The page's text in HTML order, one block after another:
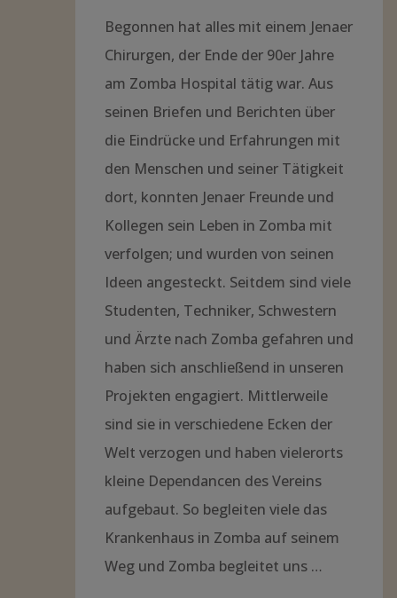
Begonnen hat alles mit einem Jenaer
Chirurgen, der Ende der 90er Jahre
am Zomba Hospital tätig war. Aus
seinen Briefen und Berichten über
die Eindrücke und Erfahrungen mit
den Menschen und seiner Tätigkeit
dort, konnten Jenaer Freunde und
Kollegen sein Leben in Zomba mit
verfolgen; und wurden von seinen
Ideen angesteckt. Seitdem sind viele
Studenten, Techniker, Schwestern
und Ärzte nach Zomba gefahren und
haben sich anschließend in unseren
Projekten engagiert. Mittlerweile
sind sie in verschiedene Ecken der
Welt verzogen und haben vielerorts
kleine Dependancen des Vereins
aufgebaut. So begleiten viele das
Krankenhaus in Zomba auf seinem
Weg und Zomba begleitet uns …